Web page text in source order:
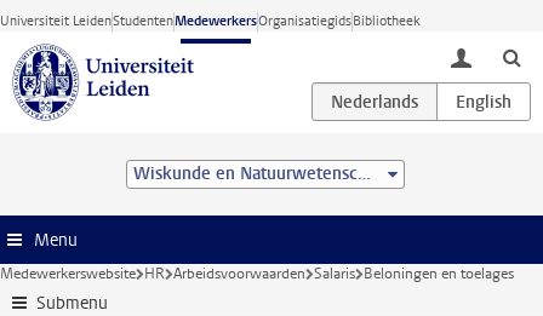
Ga direct naar de inhoud
Universiteit LeidenStudentenMedewerkersOrganisatiegidsBibliotheek
toggle
Wiskunde en Natuurwetenschappen
Menu
Medewerkerswebsite HR Arbeidsvoorwaarden Salaris Beloningen en toelages
Submenu